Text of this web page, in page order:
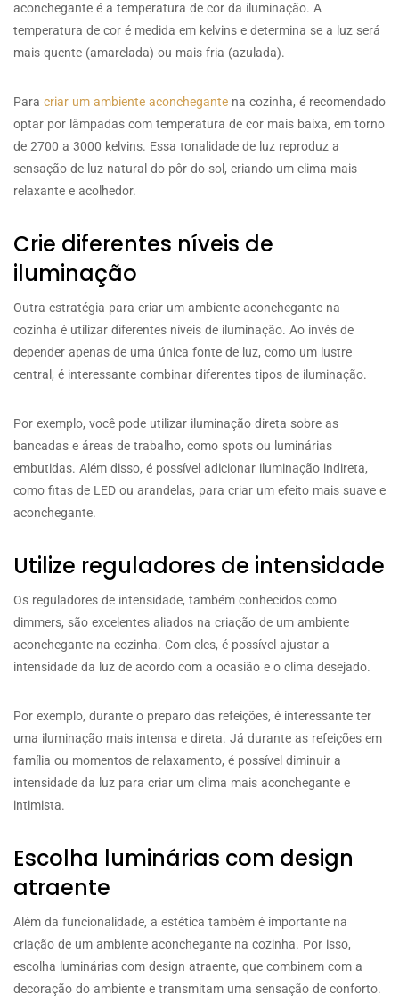
aconchegante é a temperatura de cor da iluminação. A
temperatura de cor é medida em kelvins e determina se a luz será
mais quente (amarelada) ou mais fria (azulada).
Para criar um ambiente aconchegante na cozinha, é recomendado
optar por lâmpadas com temperatura de cor mais baixa, em torno
de 2700 a 3000 kelvins. Essa tonalidade de luz reproduz a
sensação de luz natural do pôr do sol, criando um clima mais
relaxante e acolhedor.
Crie diferentes níveis de
iluminação
Outra estratégia para criar um ambiente aconchegante na
cozinha é utilizar diferentes níveis de iluminação. Ao invés de
depender apenas de uma única fonte de luz, como um lustre
central, é interessante combinar diferentes tipos de iluminação.
Por exemplo, você pode utilizar iluminação direta sobre as
bancadas e áreas de trabalho, como spots ou luminárias
embutidas. Além disso, é possível adicionar iluminação indireta,
como fitas de LED ou arandelas, para criar um efeito mais suave e
aconchegante.
Utilize reguladores de intensidade
Os reguladores de intensidade, também conhecidos como
dimmers, são excelentes aliados na criação de um ambiente
aconchegante na cozinha. Com eles, é possível ajustar a
intensidade da luz de acordo com a ocasião e o clima desejado.
Por exemplo, durante o preparo das refeições, é interessante ter
uma iluminação mais intensa e direta. Já durante as refeições em
família ou momentos de relaxamento, é possível diminuir a
intensidade da luz para criar um clima mais aconchegante e
intimista.
Escolha luminárias com design
atraente
Além da funcionalidade, a estética também é importante na
criação de um ambiente aconchegante na cozinha. Por isso,
escolha luminárias com design atraente, que combinem com a
decoração do ambiente e transmitam uma sensação de conforto.